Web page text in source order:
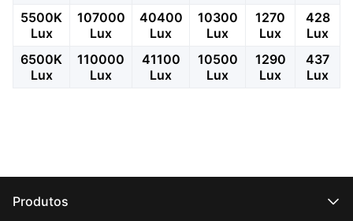
5500K
Lux
107000
Lux
40400
Lux
10300
Lux
1270
Lux
428
Lux
6500K
Lux
110000
Lux
41100
Lux
10500
Lux
1290
Lux
437
Lux
Produtos